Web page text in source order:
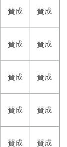
賛成 賛成
賛成 賛成
賛成 賛成
賛成 賛成
賛成 賛成